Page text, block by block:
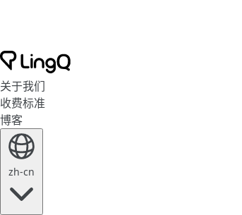
关于我们
收费标准
博客
zh-cn